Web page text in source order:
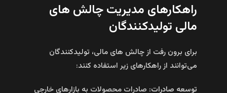
راهکارهای مدیریت چالش های
مالی تولیدکنندگان
برای برون‌ رفت از چالش های مالی، تولیدکنندگان
می‌توانند از راهکارهای زیر استفاده کنند:
توسعه صادرات: صادرات محصولات به بازارهای خارجی